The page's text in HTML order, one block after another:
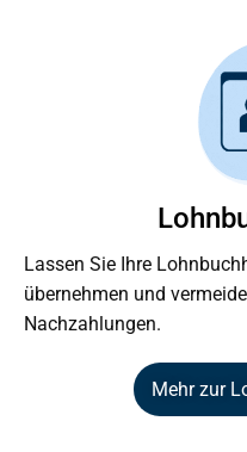
Lassen Sie Ihre
übernehmen und
Nachzahlungen.
Mehr zur